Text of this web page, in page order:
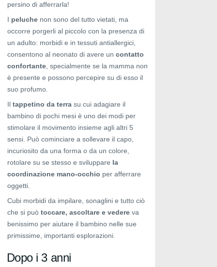
persino di afferrarla!
I peluche non sono del tutto vietati, ma
occorre porgerli al piccolo con la presenza di
un adulto: morbidi e in tessuti antiallergici,
consentono al neonato di avere un contatto
confortante, specialmente se la mamma non
è presente e possono percepire su di esso il
suo profumo.
Il tappetino da terra su cui adagiare il
bambino di pochi mesi è uno dei modi per
stimolare il movimento insieme agli altri 5
sensi. Può cominciare a sollevare il capo,
incuriosito da una forma o da un colore,
rotolare su se stesso e sviluppare la
coordinazione mano-occhio per afferrare
oggetti.
Cubi morbidi da impilare, sonaglini e tutto ciò
che si può toccare, ascoltare e vedere va
benissimo per aiutare il bambino nelle sue
primissime, importanti esplorazioni.
Dopo i 3 anni